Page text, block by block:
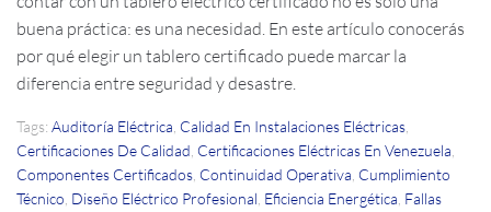
buena práctica: es una necesidad. En este artículo conocerás
por qué elegir un tablero certificado puede marcar la
diferencia entre seguridad y desastre.
Tags: Auditoría Eléctrica, Calidad En Instalaciones Eléctricas,
Certificaciones De Calidad, Certificaciones Eléctricas En Venezuela,
Componentes Certificados, Continuidad Operativa, Cumplimiento
Técnico, Diseño Eléctrico Profesional, Eficiencia Energética, Fallas